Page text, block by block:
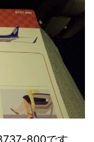
800です。